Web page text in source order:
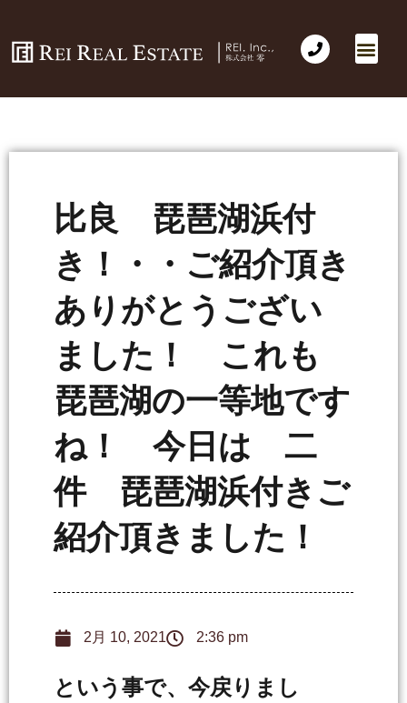
比良 琵琶湖浜付
き！・・ご紹介頂き
ありがとうござい
ました！ これも
琵琶湖の一等地です
ね！ 今日は 二
件 琵琶湖浜付きご
紹介頂きました！
2月 10, 2021 2:36 pm
という事で、今戻りまし